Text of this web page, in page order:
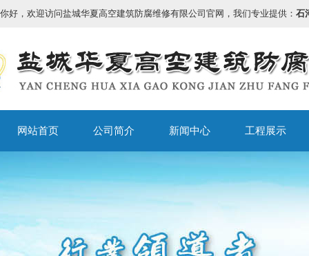
你好，欢迎访问盐城华夏高空建筑防腐维修有限公司官网，我们专业提供： 石
网站首页 公司简介 新闻中心 工程展示